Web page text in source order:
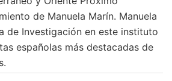
de Manuela Marín. Manuela
de Investigación en este instituto
españolas más destacadas de